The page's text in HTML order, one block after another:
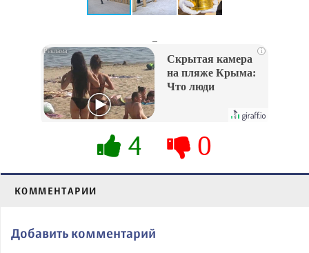
i
Скрытая камера
на пляже Крыма:
Что люди
их не видят...
4 0
КОММЕНТАРИИ
Добавить комментарий